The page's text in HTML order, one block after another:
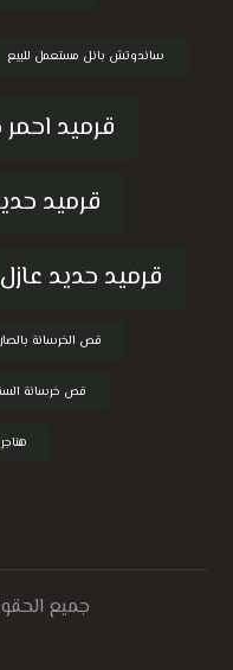
ساندوتش بانل مستعمل للبيع
قرميد
قرميد
قرميد حديد عازل
قص الخرسانة
قص خرسانة
جميع